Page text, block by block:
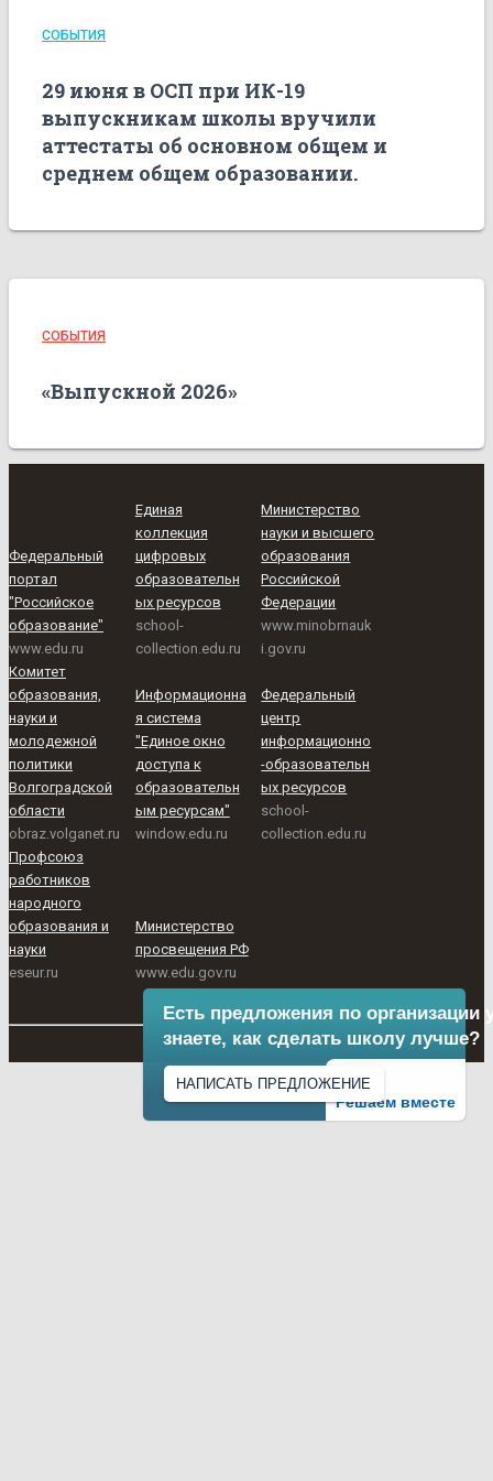
СОБЫТИЯ
29 июня в ОСП при ИК-19
выпускникам школы вручили
аттестаты об основном общем и
среднем общем образовании.
СОБЫТИЯ
«Выпускной 2026»
Федеральный
портал
"Российское
образование"
www.edu.ru
Единая
коллекция
цифровых
образовательн
ых ресурсов
school-
collection.edu.ru
Министерство
науки и высшего
образования
Российской
Федерации
www.minobrnauk
i.gov.ru
Комитет
образования,
науки и
молодежной
политики
Волгоградской
области
obraz.volganet.ru
Информационна
я система
"Единое окно
доступа к
образовательн
ым ресурсам"
window.edu.ru
Федеральный
центр
информационно
-образовательн
ых ресурсов
school-
collection.edu.ru
Профсоюз
работников
народного
образования и
науки
eseur.ru
Министерство
просвещения РФ
www.edu.gov.ru
Решаем вместе
Есть предложения по организации
знаете, как сделать школу лучше?
НАПИСАТЬ ПРЕДЛОЖЕНИЕ